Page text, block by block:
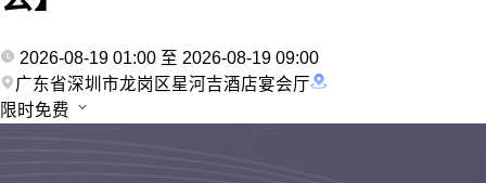
2026-08-19 01:00 至 2026-08-19 09:00
广东省深圳市龙岗区星河吉酒店宴会厅
限时免费